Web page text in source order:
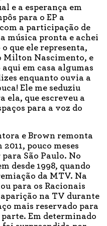
e a esperança em
para o EP a
a participação de
música pronta e achei
que ele representa,
Milton Nascimento, e
aqui em casa algumas
enquanto ouvia a
Ele me seduziu
ela, que escreveu a
para a voz do
e Brown remonta
2011, pouco meses
São Paulo. No
desde 1998, quando
da MTV. Na
para os Racionais
na TV durante
mais reservado para
Em determinado